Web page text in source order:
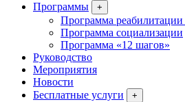
Программы
+
Программа
Программа социализации
Программа «12 шагов»
Руководство
Мероприятия
Новости
Бесплатные услуги
+